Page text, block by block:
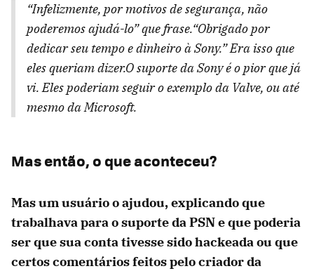
“Infelizmente, por motivos de segurança, não
poderemos ajudá-lo” que frase.“Obrigado por
dedicar seu tempo e dinheiro à Sony.” Era isso que
eles queriam dizer.O suporte da Sony é o pior que já
vi. Eles poderiam seguir o exemplo da Valve, ou até
mesmo da Microsoft.
Mas então, o que aconteceu?
Mas um usuário o ajudou, explicando que
trabalhava para o suporte da PSN e que poderia
ser que sua conta tivesse sido hackeada ou que
certos comentários feitos pelo criador da